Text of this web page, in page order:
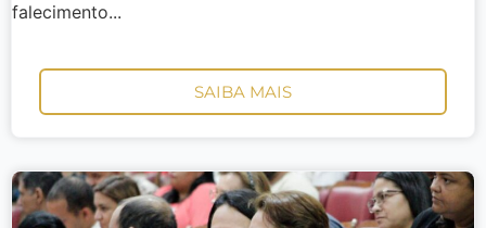
falecimento...
SAIBA MAIS